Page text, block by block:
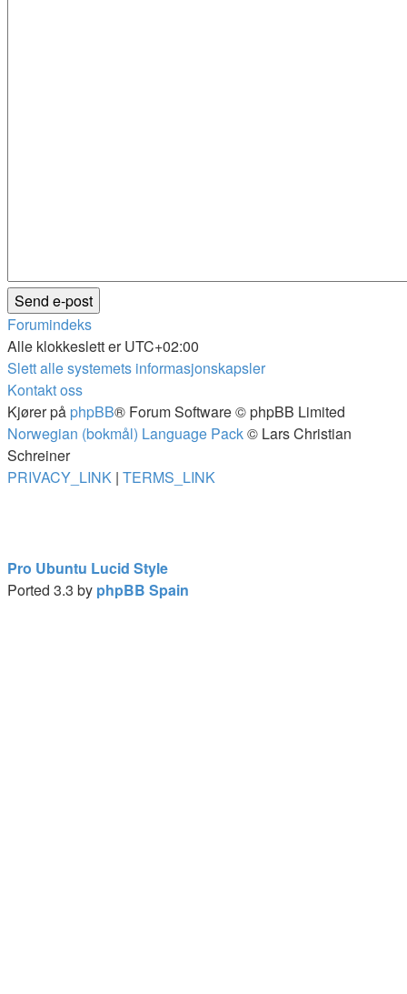
Forumindeks
Alle klokkeslett erUTC+02:00
Slett alle systemets informasjonskapsler
Kontakt oss
Kjører på phpBB® Forum Software © phpBB Limited
Norwegian (bokmål) Language Pack© Lars Christian
Schreiner
PRIVACY_LINK | TERMS_LINK
Pro Ubuntu Lucid Style
Ported 3.3 by phpBB Spain